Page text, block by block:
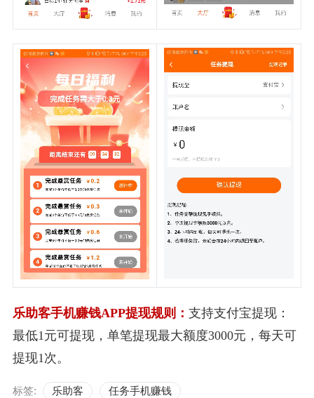
乐助客手机赚钱APP提现规则： 支持支付宝提现：
最低1元可提现，单笔提现最大额度3000元，每天可
提现1次。
标签: 乐助客 任务手机赚钱